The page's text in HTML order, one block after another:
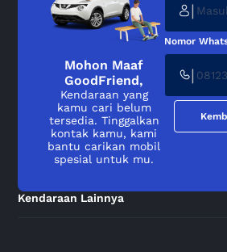
Mohon Maaf
GoodFriend,
Kendaraan yang
kamu cari belum
tersedia. Tinggalkan
kontak kamu, kami
bantu carikan mobil
spesial untuk mu.
|
Nomor
|
Kendaraan Lainnya